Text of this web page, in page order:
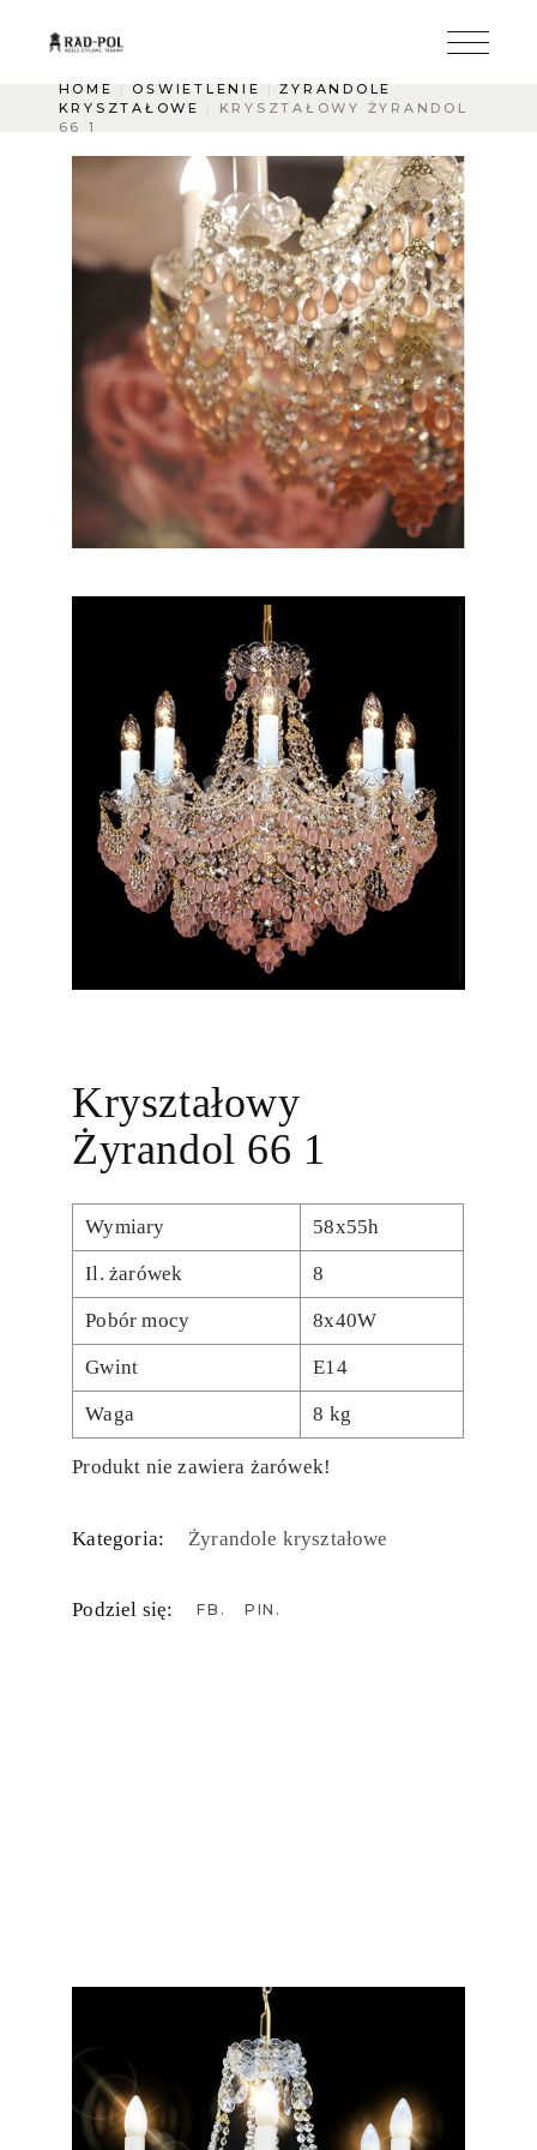
HOME OŚWIETLENIE
ŻYRANDOLE
KRYSZTAŁOWE
KRYSZTAŁOWY ŻYRANDOL
66 1
Kryształowy
Żyrandol 66 1
Wymiary 58x55h
Il. żarówek 8
Pobór mocy 8x40W
Gwint E14
Waga 8 kg
Produkt nie zawiera żarówek!
Kategoria: Żyrandole kryształowe
Podziel się: FB PIN